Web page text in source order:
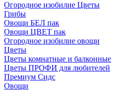
Огородное изобилие Цветы
Грибы
Овощи БЕЛ пак
Овощи ЦВЕТ пак
Огородное изобилие овощи
Цветы
Цветы комнатные и балконные
Цветы ПРОФИ для любителей
Премиум Сидс
Овощи